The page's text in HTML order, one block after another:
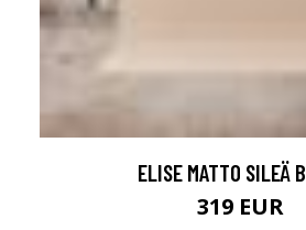
ELISE MATTO SILEÄ
319 EUR